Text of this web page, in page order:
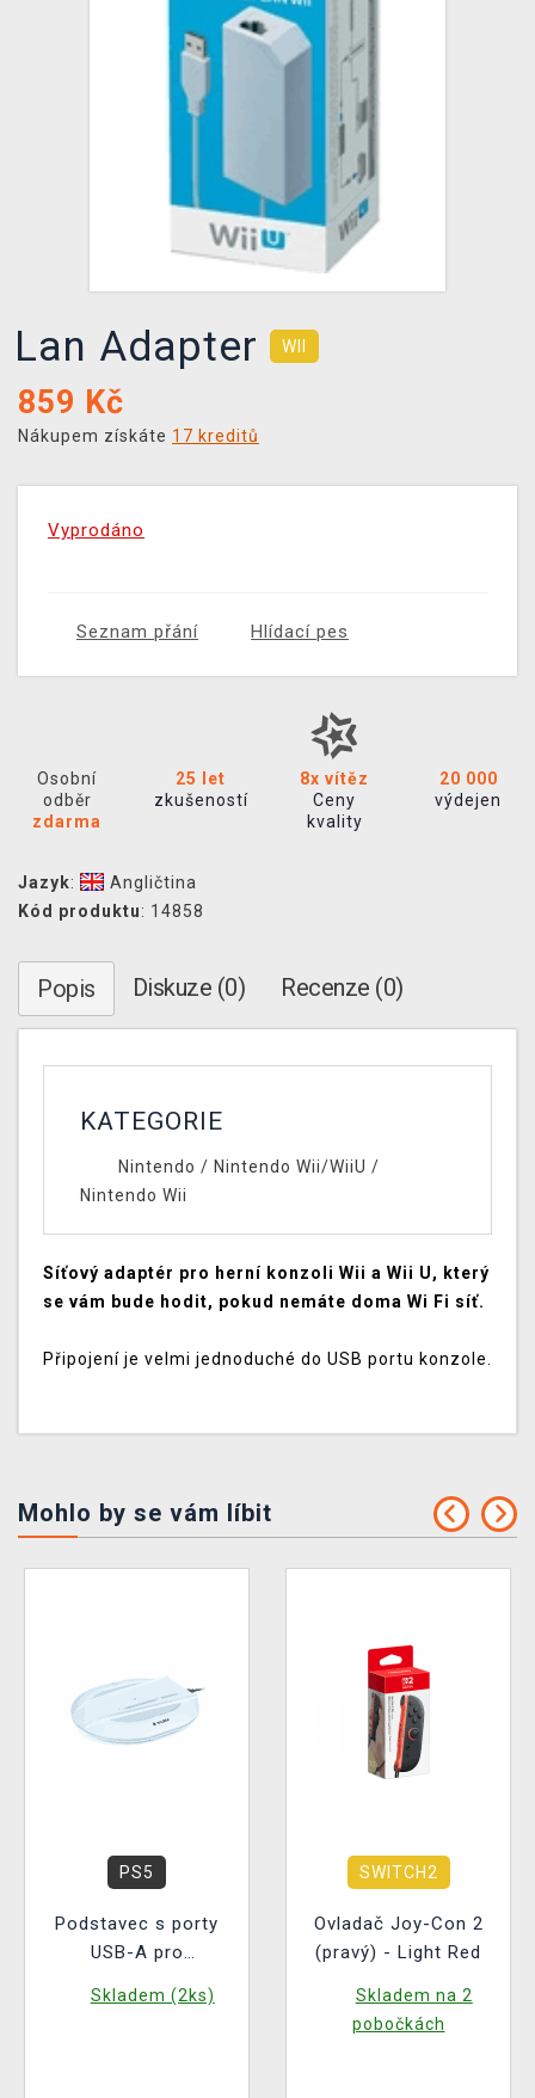
Lan Adapter WII
859 Kč
Nákupem získáte 17 kreditů
Vyprodáno
Seznam přání Hlídací pes
Osobní
odběr
zdarma
25 let
zkušeností
8x vítěz
Ceny
kvality
20 000
výdejen
Jazyk:
Angličtina
Kód produktu: 14858
Popis Diskuze (0) Recenze (0)
KATEGORIE
Nintendo / Nintendo Wii/WiiU /
Nintendo Wii
Síťový adaptér pro herní konzoli Wii a Wii U, který
se vám bude hodit, pokud nemáte doma Wi Fi síť.
Připojení je velmi jednoduché do USB portu konzole.
Mohlo by se vám líbit
PS5
Podstavec s porty
USB-A pro
Skladem (2ks)
SWITCH2
Ovladač Joy-Con 2
(pravý) - Light Red
Skladem na 2
pobočkách